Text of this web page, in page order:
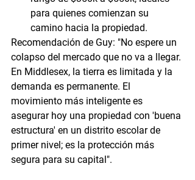
para quienes comienzan su
camino hacia la propiedad.
Recomendación de Guy: "No espere un
colapso del mercado que no va a llegar.
En Middlesex, la tierra es limitada y la
demanda es permanente. El
movimiento más inteligente es
asegurar hoy una propiedad con 'buena
estructura' en un distrito escolar de
primer nivel; es la protección más
segura para su capital".